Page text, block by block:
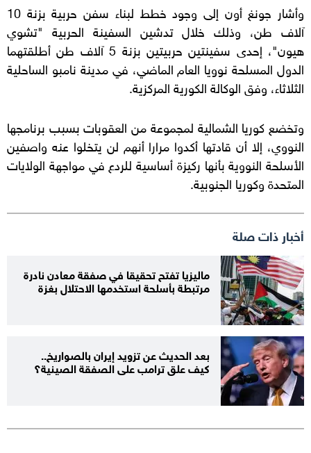
وأشار جونغ أون إلى وجود خطط لبناء سفن حربية بزنة 10
آلاف طن، وذلك خلال تدشين السفينة الحربية "تشوي
هيون"، إحدى سفينتين حربيتين بزنة 5 آلاف طن أطلقتهما
الدول المسلحة نوويا العام الماضي، في مدينة نامبو الساحلية
الثلاثاء، وفق الوكالة الكورية المركزية.
وتخضع كوريا الشمالية لمجموعة من العقوبات بسبب برنامجها
النووي، إلا أن قادتها أكدوا مرارا أنهم لن يتخلوا عنه واصفين
الأسلحة النووية بأنها ركيزة أساسية للردع في مواجهة الولايات
المتحدة وكوريا الجنوبية.
أخبار ذات صلة
ماليزيا تفتح تحقيقا في صفقة معادن نادرة
مرتبطة بأسلحة استخدمها الاحتلال بغزة
بعد الحديث عن تزويد إيران بالصواريخ..
كيف علق ترامب على الصفقة الصينية؟